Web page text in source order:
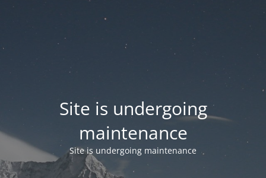
Site is undergoing
maintenance
Site is undergoing maintenance